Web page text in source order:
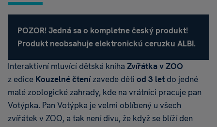
POZOR! Jedná sa o kompletne český produkt!
Produkt neobsahuje elektronickú ceruzku ALBI.
Interaktivní mluvící dětská kniha Zvířátka v ZOO
z edice Kouzelné čtenízavede děti od 3 let do jedné
malé zoologické zahrady, kde na vrátnici pracuje pan
Votýpka. Pan Votýpka je velmi oblíbený u všech
zvířátek v ZOO, a tak není divu, že když se blíží den